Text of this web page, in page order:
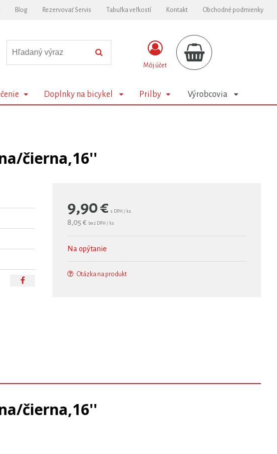
Blog Rezervovať Servis Tabuľka veľkostí Kontakt Obchodné podmienky
Môj účet
Doplnky na bicykel Prilby Výrobcovia
čierna,16''
9,90€ s DPH / ks
8,05 € bez DPH / ks
Na opýtanie
Otázka na produkt
čierna,16''